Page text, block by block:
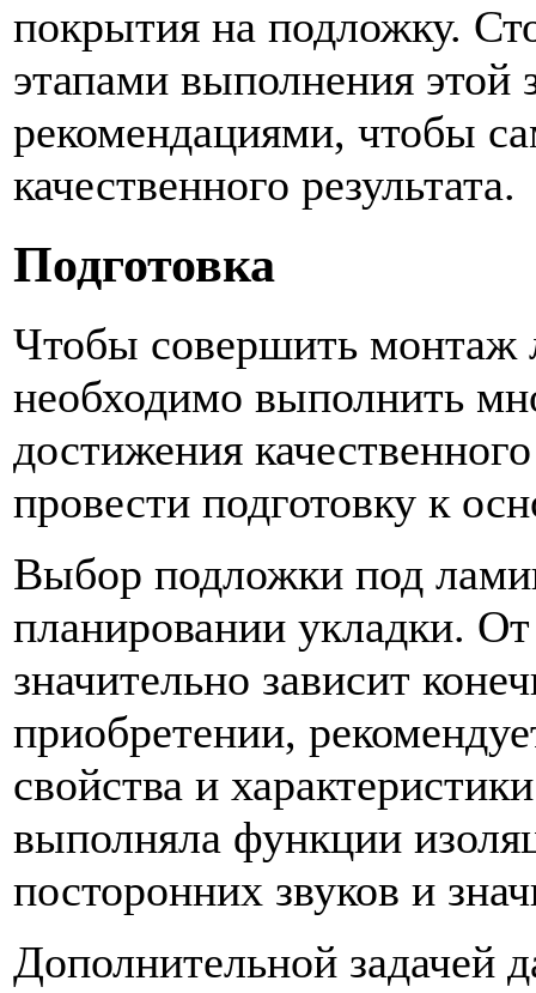
покрытия на подложку.
этапами выполнения этой
рекомендациями, чтобы
качественного результата.
Подготовка
Чтобы совершить монтаж
необходимо выполнить
достижения
провести подготовку к
Выбор подложки под
планировании укладки.
значительно зависит
приобретении,
свойства и
выполняла функции
посторонних звуков и
Дополнительной задачей